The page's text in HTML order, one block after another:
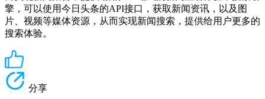
擎，可以使用今日头条的API接口，获取新闻资讯，以及图
片、视频等媒体资源，从而实现新闻搜索，提供给用户更多的
搜索体验。
分享